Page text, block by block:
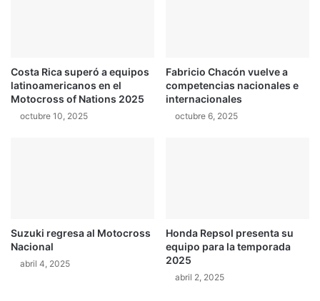
e
n
d
m
a
t
p
e
Costa Rica superó a equipos
latinoamericanos en el
Motocross of Nations 2025
octubre 10, 2025
Fabricio Chacón vuelve a
competencias nacionales e
internacionales
octubre 6, 2025
Suzuki regresa al Motocross
Nacional
abril 4, 2025
Honda Repsol presenta su
equipo para la temporada
2025
abril 2, 2025